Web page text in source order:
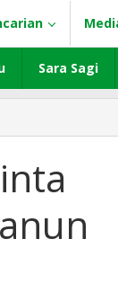
Sara Sagi